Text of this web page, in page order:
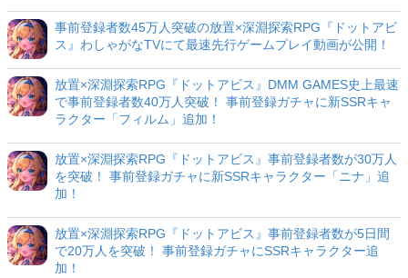
事前登録者数45万人突破の放置×深淵探索RPG『ドットアビ
ス』わしゃがなTVにて最速先行ゲームプレイ動画が公開！
放置×深淵探索RPG『ドットアビス』DMM GAMES史上最速
で事前登録者数40万人突破！ 事前登録ガチャに新SSRキャ
ラクター「フィルム」追加！
放置×深淵探索RPG『ドットアビス』事前登録者数が30万人
を突破！ 事前登録ガチャに新SSRキャラクター「ニナ」追
加！
放置×深淵探索RPG『ドットアビス』事前登録者数が5日間
で20万人を突破！ 事前登録ガチャにSSRキャラクター追
加！